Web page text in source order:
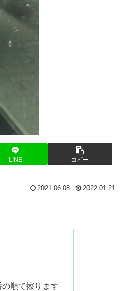
LINE コピー
2021.06.08 2022.01.21
順で擦ります